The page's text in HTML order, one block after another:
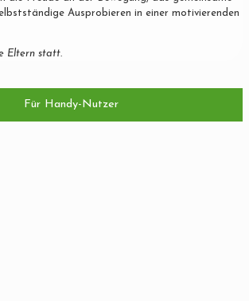
Ausprobieren in einer motivierenden
Eltern statt.
Für Handy-Nutzer